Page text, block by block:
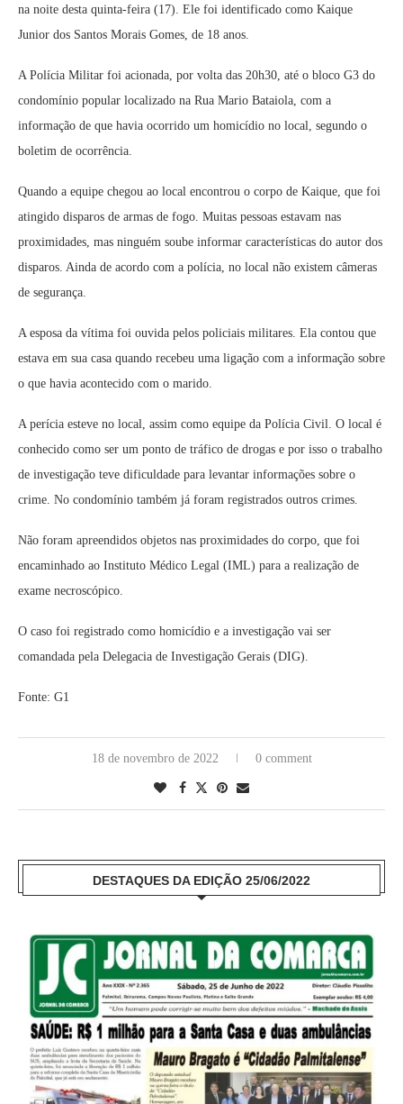
na noite desta quinta-feira (17). Ele foi identificado como Kaique
Junior dos Santos Morais Gomes, de 18 anos.
A Polícia Militar foi acionada, por volta das 20h30, até o bloco G3 do
condomínio popular localizado na Rua Mario Bataiola, com a
informação de que havia ocorrido um homicídio no local, segundo o
boletim de ocorrência.
Quando a equipe chegou ao local encontrou o corpo de Kaique, que foi
atingido disparos de armas de fogo. Muitas pessoas estavam nas
proximidades, mas ninguém soube informar características do autor dos
disparos. Ainda de acordo com a polícia, no local não existem câmeras
de segurança.
A esposa da vítima foi ouvida pelos policiais militares. Ela contou que
estava em sua casa quando recebeu uma ligação com a informação sobre
o que havia acontecido com o marido.
A perícia esteve no local, assim como equipe da Polícia Civil. O local é
conhecido como ser um ponto de tráfico de drogas e por isso o trabalho
de investigação teve dificuldade para levantar informações sobre o
crime. No condomínio também já foram registrados outros crimes.
Não foram apreendidos objetos nas proximidades do corpo, que foi
encaminhado ao Instituto Médico Legal (IML) para a realização de
exame necroscópico.
O caso foi registrado como homicídio e a investigação vai ser
comandada pela Delegacia de Investigação Gerais (DIG).
Fonte: G1
18 de novembro de 2022 0 comment
DESTAQUES DA EDIÇÃO 25/06/2022